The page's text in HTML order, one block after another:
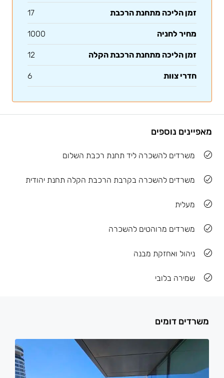
זמן הליכה מתחנת הרכבת 17
מחיר לחניה 1000
זמן הליכה מתחנת הרכבת הקלה 12
חדרי צוות 6
מאפיינים נוספים
משרדים להשכרה ליד תחנת רכבת השלום
משרדים להשכרה בקרבת הרכבת הקלה תחנת יהודית
מעלית
משרדים מרוהטים להשכרה
ניהול ואחזקת מבנה
שמירה בלובי
משרדים דומים